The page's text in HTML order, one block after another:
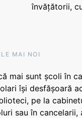
învățătorii,
MAI NOI
mai sunt școli în
își desfășoară
pe la
sau în cancelarii,